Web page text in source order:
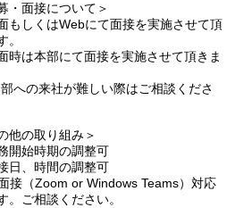
・面接について＞
もしくはWebにて面接を実施させて頂
。
時は本部にて面接を実施させて頂きま
への来社が難しい際はご相談くださ
他の取り組み＞
開始時期の調整可
日、時間の調整可
接（Zoom or Windows Teams）対応
。ご相談ください。